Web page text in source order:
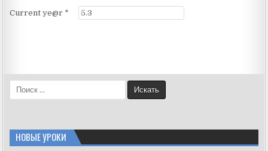
Current ye@r *
e
h
НОВЫЕ УРОКИ